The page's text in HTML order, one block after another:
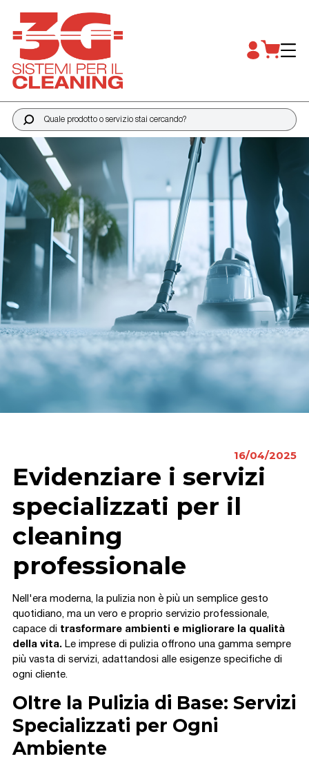
Quale prodotto o servizio stai cercando?
16/04/2025
Evidenziare i servizi
specializzati per il
cleaning
professionale
Nell'era moderna, la pulizia non è più un semplice gesto
quotidiano, ma un vero e proprio servizio professionale,
capace di trasformare ambienti e migliorare la qualità
della vita.Le imprese di pulizia offrono una gamma sempre
più vasta di servizi, adattandosi alle esigenze specifiche di
ogni cliente.
Oltre la Pulizia di Base: Servizi
Specializzati per Ogni
Ambiente